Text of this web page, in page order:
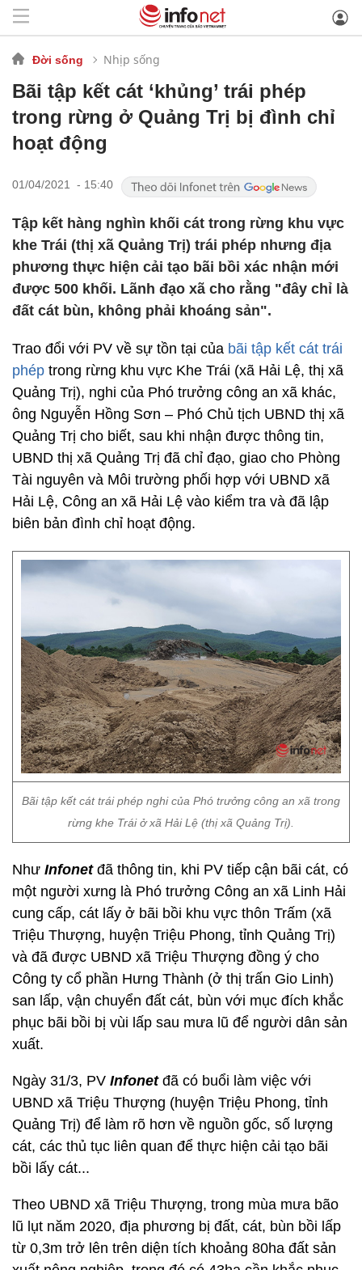
Đời sống Nhịp sống
Bãi tập kết cát ‘khủng’ trái phép
trong rừng ở Quảng Trị bị đình chỉ
hoạt động
01/04/2021 - 15:40
Tập kết hàng nghìn khối cát trong rừng khu vực
khe Trái (thị xã Quảng Trị) trái phép nhưng địa
phương thực hiện cải tạo bãi bồi xác nhận mới
được 500 khối. Lãnh đạo xã cho rằng "đây chỉ là
đất cát bùn, không phải khoáng sản".
Trao đổi với PV về sự tồn tại của bãi tập kết cát trái
phép trong rừng khu vực Khe Trái (xã Hải Lệ, thị xã
Quảng Trị), nghi của Phó trưởng công an xã khác,
ông Nguyễn Hồng Sơn – Phó Chủ tịch UBND thị xã
Quảng Trị cho biết, sau khi nhận được thông tin,
UBND thị xã Quảng Trị đã chỉ đạo, giao cho Phòng
Tài nguyên và Môi trường phối hợp với UBND xã
Hải Lệ, Công an xã Hải Lệ vào kiểm tra và đã lập
biên bản đình chỉ hoạt động.
Bãi tập kết cát trái phép nghi của Phó trưởng công an xã trong
rừng khe Trái ở xã Hải Lệ (thị xã Quảng Trị).
Như Infonetđã thông tin, khi PV tiếp cận bãi cát, có
một người xưng là Phó trưởng Công an xã Linh Hải
cung cấp, cát lấy ở bãi bồi khu vực thôn Trấm (xã
Triệu Thượng, huyện Triệu Phong, tỉnh Quảng Trị)
và đã được UBND xã Triệu Thượng đồng ý cho
Công ty cổ phần Hưng Thành (ở thị trấn Gio Linh)
san lấp, vận chuyển đất cát, bùn với mục đích khắc
phục bãi bồi bị vùi lấp sau mưa lũ để người dân sản
xuất.
Ngày 31/3, PV Infonetđã có buổi làm việc với
UBND xã Triệu Thượng (huyện Triệu Phong, tỉnh
Quảng Trị) để làm rõ hơn về nguồn gốc, số lượng
cát, các thủ tục liên quan để thực hiện cải tạo bãi
bồi lấy cát...
Theo UBND xã Triệu Thượng, trong mùa mưa bão
lũ lụt năm 2020, địa phương bị đất, cát, bùn bồi lấp
từ 0,3m trở lên trên diện tích khoảng 80ha đất sản